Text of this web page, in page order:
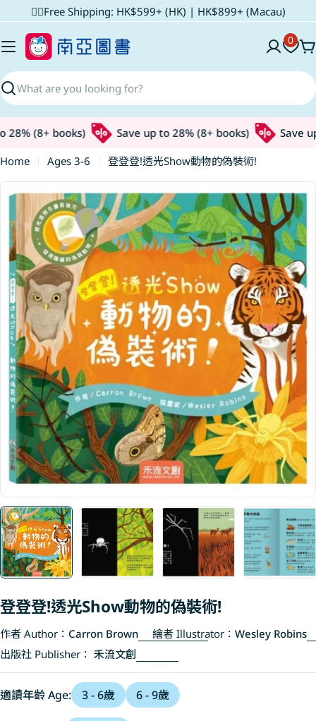
to
content
✌🏼Free Shipping: HK$599+ (HK) | HK$899+ (Macau)
Search
0
(8+ books) Save up to 28% (8+ books)
Save up
Home
Ages 3-6
登登登!透光Show動物的偽裝術!
Skip
product
information
Open media 0 in modal
登登登!透光Show動物的偽裝術!
作者 Author： Carron Brown 繪者 Illustrator： Wesley Robins
出版社 Publisher： 禾流文創
適讀年齡 Age: 3 - 6歲 6 - 9歲